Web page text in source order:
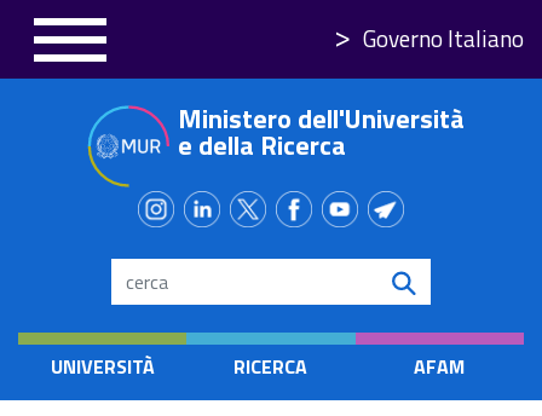
principale
Governo Italiano
Ministero dell'Università
e della Ricerca
Search
UNIVERSITÀ RICERCA AFAM